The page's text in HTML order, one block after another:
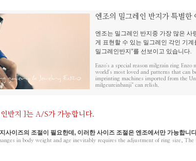
엔조의 밀그레인 반지가 특별한
엔조는 밀그레인 반지중 가장 많은 사
게 표현할 수 있는 밀그레인 각인 기계
밀그레인반지”를 선보이고 있습니다.
Enzo's a special reason milgrain ring
world's most loved and patterns that can
imprinting machines imported from the
milgeureinbanji" can relish.
인반지 ]는 A/S가 가능합니다.
사이즈의 조절이 필요한데, 이러한 사이즈 조절은 엔조에서만 가능합니
in body weight and age inevitably requires the adjustment of ring size, The